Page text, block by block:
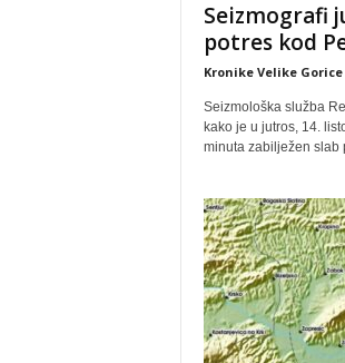
Seizmografi
potres kod
Kronike Velike Gorice
Seizmološka služba
kako je u jutros, 14.
minuta zabilježen slab